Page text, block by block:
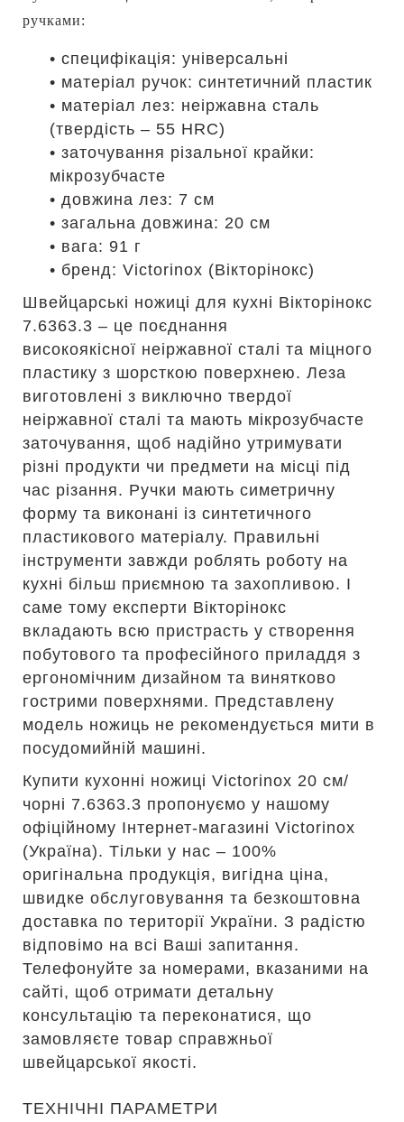
ручками:
• специфікація: універсальні
• матеріал ручок: синтетичний пластик
• матеріал лез: неіржавна сталь
(твердість – 55 HRC)
• заточування різальної крайки:
мікрозубчасте
• довжина лез: 7 см
• загальна довжина: 20 см
• вага: 91 г
• бренд: Victorinox (Вікторінокс)
Швейцарські ножиці для кухні Вікторінокс
7.6363.3 – це поєднання
високоякісної неіржавної сталі та міцного
пластику з шорсткою поверхнею. Леза
виготовлені з виключно твердої
неіржавної сталі та мають мікрозубчасте
заточування, щоб надійно утримувати
різні продукти чи предмети на місці під
час різання. Ручки мають симетричну
форму та виконані із синтетичного
пластикового матеріалу. Правильні
інструменти завжди роблять роботу на
кухні більш приємною та захопливою. І
саме тому експерти Вікторінокс
вкладають всю пристрасть у створення
побутового та професійного приладдя з
ергономічним дизайном та винятково
гострими поверхнями. Представлену
модель ножиць не рекомендується мити в
посудомийній машині.
Купити кухонні ножиці Victorinox 20 см/
чорні 7.6363.3 пропонуємо у нашому
офіційному Інтернет-магазині Victorinox
(Україна). Тільки у нас – 100%
оригінальна продукція, вигідна ціна,
швидке обслуговування та безкоштовна
доставка по території України. З радістю
відповімо на всі Ваші запитання.
Телефонуйте за номерами, вказаними на
сайті, щоб отримати детальну
консультацію та переконатися, що
замовляєте товар справжньої
швейцарської якості.
ТЕХНІЧНІ ПАРАМЕТРИ